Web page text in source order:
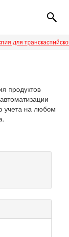
для
продуктов
учета на любом